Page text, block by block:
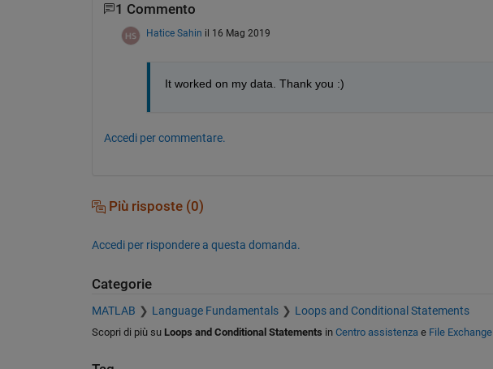
1 Commento
Hatice Sahin il 16 Mag 2019
It worked on my data. Thank you :)
Accedi per commentare.
Più risposte (0)
Accedi per rispondere a questa domanda.
Categorie
MATLAB Language Fundamentals Loops and Conditional Statements
Scopri di più su Loops and Conditional Statements in Centro assistenza e File Exchange